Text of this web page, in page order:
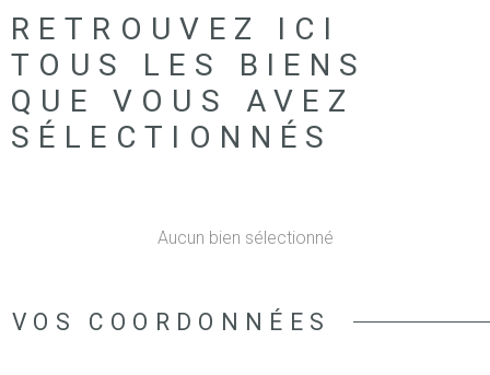
RETROUVEZ ICI
TOUS LES BIENS
QUE VOUS AVEZ
SÉLECTIONNÉS
Aucun bien sélectionné
VOS COORDONNÉES